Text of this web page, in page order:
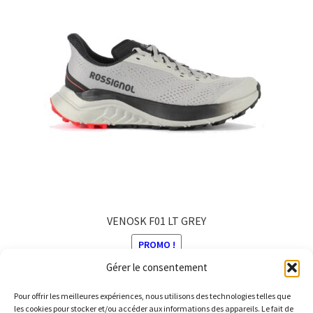
Gérer le consentement
Pour offrir les meilleures expériences, nous utilisons des technologies telles que
les cookies pour stocker et/ou accéder aux informations des appareils. Le fait de
options
peuvent
être
choisies
sur
la
VENOSK F01 LT GREY
PROMO !
140,00€Le
initial
129,00€Le
actuel
Ce